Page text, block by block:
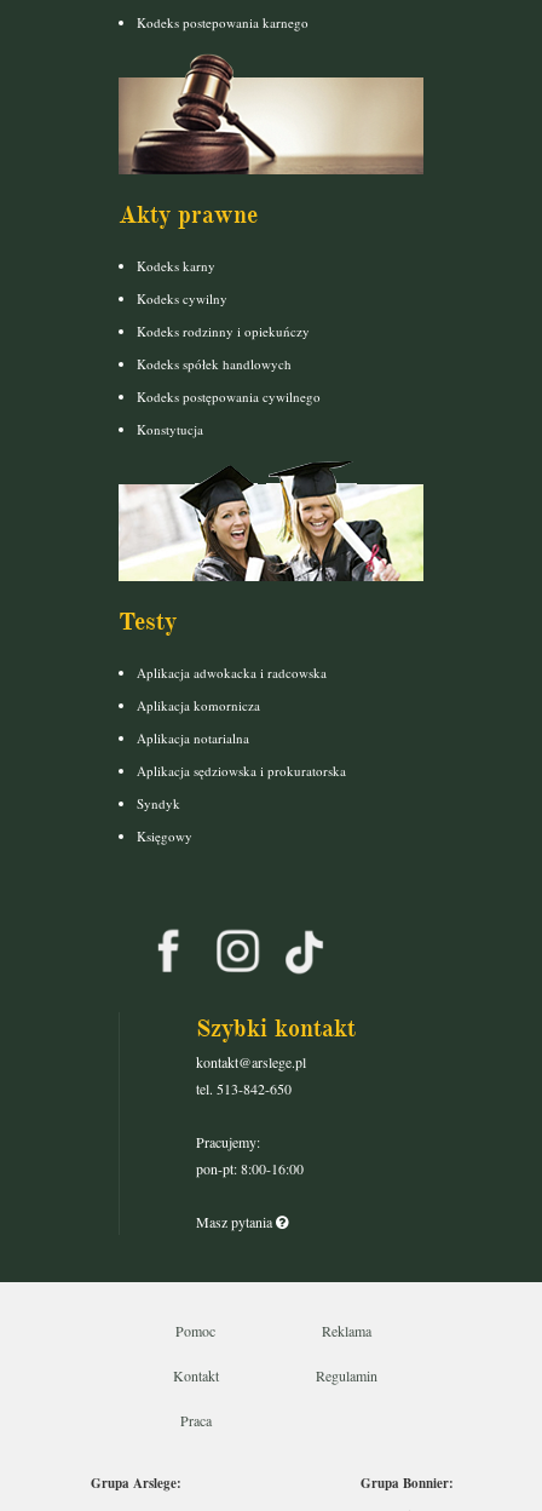
Kodeks postepowania karnego
Akty prawne
Kodeks karny
Kodeks cywilny
Kodeks rodzinny i opiekuńczy
Kodeks spółek handlowych
Kodeks postępowania cywilnego
Konstytucja
Testy
Aplikacja adwokacka i radcowska
Aplikacja komornicza
Aplikacja notarialna
Aplikacja sędziowska i prokuratorska
Syndyk
Księgowy
Szybki kontakt
kontakt@arslege.pl
tel. 513-842-650
Pracujemy:
pon-pt: 8:00-16:00
Masz pytania
Pomoc Reklama
Kontakt Regulamin
Praca
Grupa Arslege:
Grupa Bonnier: